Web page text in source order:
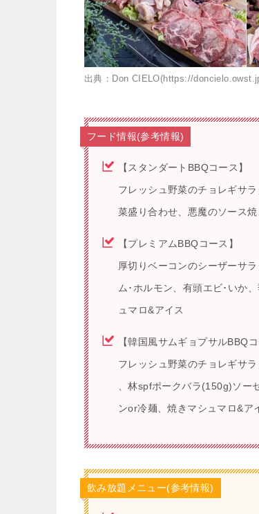
出典：Don CIELO(https://
フード情報(参考情報)
【スタンダートBBQコース】
フレッシュ野菜のチョレギサ
菜盛り合わせ、悪魔のソース
【プレミアムBBQコース】
厚切りベーコンのシーザーサ
ム･ホルモン、有頭エビ･いか
ュマロ&アイス
【韓国風サムギョプサルBBQコ
フレッシュ野菜のチョレギサ
、林spfポークバラ(150g)ソー
ンor冷麺、焼きマシュマロ&ア
飲み放題メニュー(参考情報)